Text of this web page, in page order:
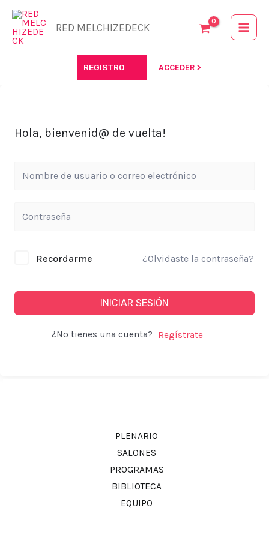
contenido
RED MELCHIZEDECK
REGISTRO ACCEDER >
Hola, bienvenid@ de vuelta!
Alternative:
Recordarme ¿Olvidaste la contraseña?
INICIAR SESIÓN
¿No tienes una cuenta?
PLENARIO
SALONES
PROGRAMAS
BIBLIOTECA
EQUIPO